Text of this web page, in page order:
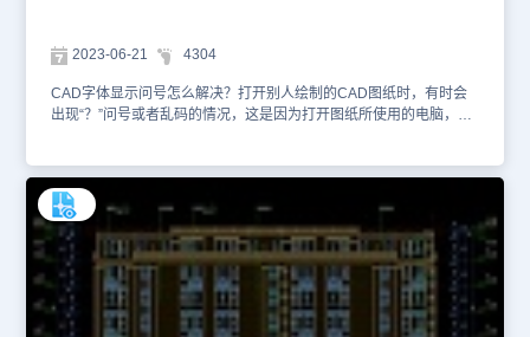
2023-06-21 4304
CAD字体显示问号怎么解决？打开别人绘制的CAD图纸时，有时会
出现“？”问号或者乱码的情况，这是因为打开图纸所使用的电脑，没
用CAD软件绘制的小区商住楼立面设计CAD图纸。下图是小区商住
楼立面设计图纸，按照1：200比例绘制了1轴—34轴立面图，并且标
注了各楼层相应的尺寸参数。除了跟设计师要字体文件，平时大家也
可以多积累正版字体文件，与企业常用资源库保持一致。刚刚初学
CAD制图的小伙伴们想要查看更多的CAD图纸资源，可以在浩辰
CAD官网进行查询。本CAD制图素材仅用于互相学习资料，请勿商
用